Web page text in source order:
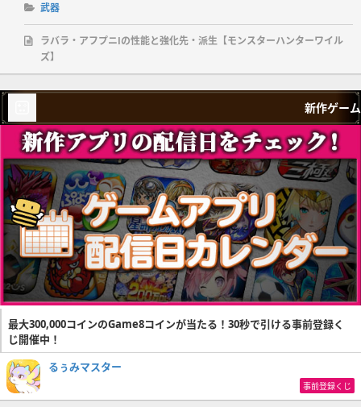
武器
ラバラ・アフプニⅠの性能と強化先・派生【モンスターハンターワイル
ズ】
新作ゲーム
最大300,000コインのGame8コインが当たる！30秒で引ける事前登録く
じ開催中！
るぅみマスター
事前登録くじ